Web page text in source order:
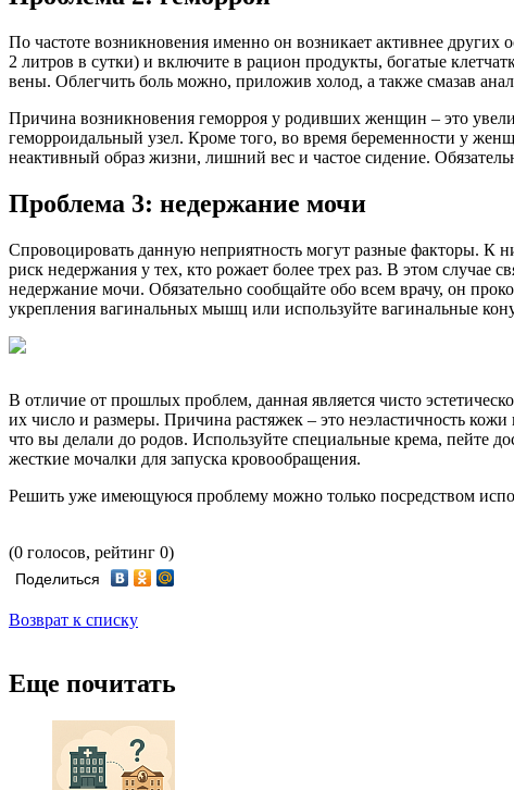
По частоте возникновения именно он возникает активнее
2 литров в сутки) и включите в рацион продукты, богатые
вены. Облегчить боль можно, приложив холод, а также смазав
Причина возникновения геморроя у родивших женщин – это
геморроидальный узел. Кроме того, во время беременности у
неактивный образ жизни, лишний вес и частое сидение.
Проблема 3: недержание мочи
Спровоцировать данную неприятность могут разные факторы. К
риск недержания у тех, кто рожает более трех раз. В этом случае
недержание мочи. Обязательно сообщайте обо всем врачу, он
укрепления вагинальных мышц или используйте вагинальные
В отличие от прошлых проблем, данная является чисто
их число и размеры. Причина растяжек – это неэластичность
что вы делали до родов. Используйте специальные крема, пейте
жесткие мочалки для запуска кровообращения.
Решить уже имеющуюся проблему можно только посредством
(0 голосов, рейтинг 0)
Поделиться
Возврат к списку
Еще почитать